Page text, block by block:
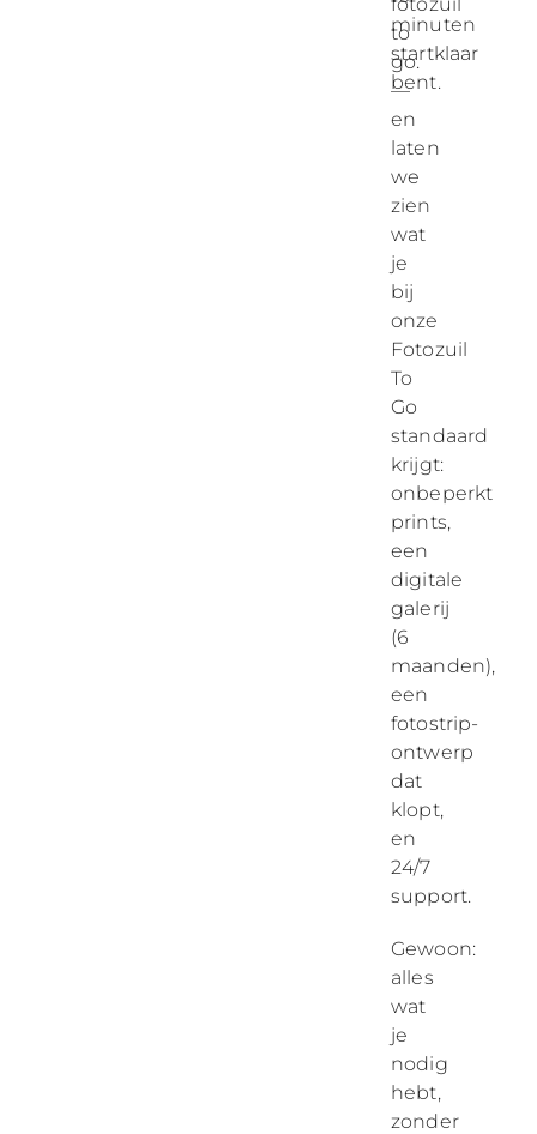
to
go.
—
en
laten
we
zien
wat
je
bij
onze
Fotozuil
To
Go
standaard
krijgt:
onbeperkt
prints,
een
digitale
galerij
(6
maanden),
een
fotostrip-
ontwerp
dat
klopt,
en
24/7
support.
Gewoon:
alles
wat
je
nodig
hebt,
zonder
minuten
startklaar
bent.